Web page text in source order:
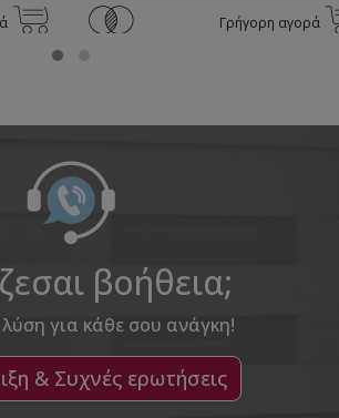
Γρήγορη αγορά
βοήθεια;
για κάθε σου ανάγκη!
& Συχνές ερωτήσεις